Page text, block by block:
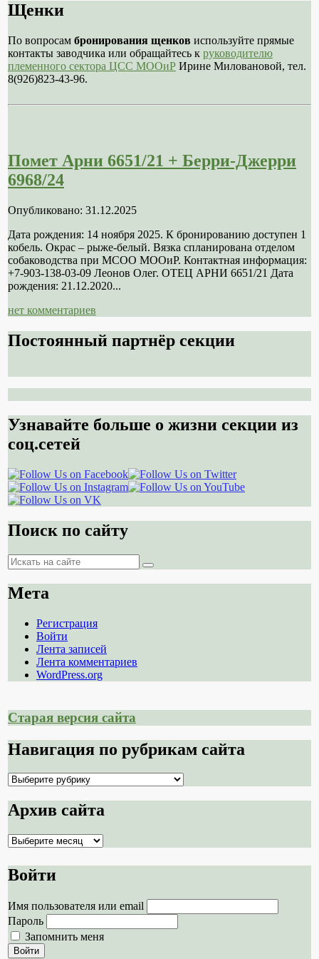
Щенки
По вопросам бронирования щенков используйте прямые
контакты заводчика или обращайтесь к руководителю
племенного сектора ЦСС МООиР Ирине Миловановой, тел.
8(926)823-43-96.
Помет Арни 6651/21 + Берри-Джерри
6968/24
Опубликовано: 31.12.2025
Дата рождения: 14 ноября 2025. К бронированию доступен 1
кобель. Окрас – рыже-белый. Вязка спланирована отделом
собаководства при МСОО МООиР. Контактная информация:
+7-903-138-03-09 Леонов Олег. ОТЕЦ АРНИ 6651/21 Дата
рождения: 21.12.2020...
нет комментариев
Постоянный партнёр секции
Узнавайте больше о жизни секции из
соц.сетей
Поиск по сайту
Поиск
Поиск
Мета
Регистрация
Войти
Лента записей
Лента комментариев
WordPress.org
Старая версия сайта
Навигация по рубрикам сайта
Навигация
рубрикам
сайта
Архив сайта
Архив
Войти
Имя пользователя или email
Пароль
Запомнить меня
Войти